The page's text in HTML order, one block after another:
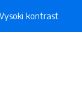
kontrast